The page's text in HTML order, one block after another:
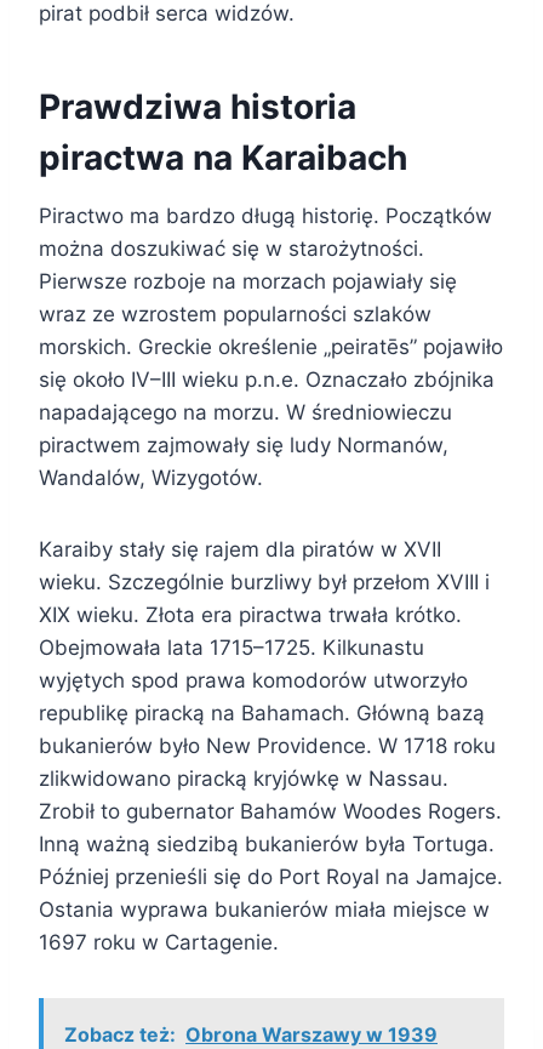
pirat podbił serca widzów.
Prawdziwa historia
piractwa na Karaibach
Piractwo ma bardzo długą historię. Początków
można doszukiwać się w starożytności.
Pierwsze rozboje na morzach pojawiały się
wraz ze wzrostem popularności szlaków
morskich. Greckie określenie „peiratēs” pojawiło
się około IV–III wieku p.n.e. Oznaczało zbójnika
napadającego na morzu. W średniowieczu
piractwem zajmowały się ludy Normanów,
Wandalów, Wizygotów.
Karaiby stały się rajem dla piratów w XVII
wieku. Szczególnie burzliwy był przełom XVIII i
XIX wieku. Złota era piractwa trwała krótko.
Obejmowała lata 1715–1725. Kilkunastu
wyjętych spod prawa komodorów utworzyło
republikę piracką na Bahamach. Główną bazą
bukanierów było New Providence. W 1718 roku
zlikwidowano piracką kryjówkę w Nassau.
Zrobił to gubernator Bahamów Woodes Rogers.
Inną ważną siedzibą bukanierów była Tortuga.
Później przenieśli się do Port Royal na Jamajce.
Ostania wyprawa bukanierów miała miejsce w
1697 roku w Cartagenie.
Zobacz też: Obrona Warszawy w 1939